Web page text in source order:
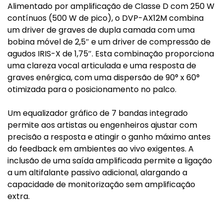
Alimentado por amplificação de Classe D com 250 W
contínuos (500 W de pico), o DVP-AX12M combina
um driver de graves de dupla camada com uma
bobina móvel de 2,5″ e um driver de compressão de
agudos IRIS-X de 1,75″. Esta combinação proporciona
uma clareza vocal articulada e uma resposta de
graves enérgica, com uma dispersão de 90° x 60°
otimizada para o posicionamento no palco.
Um equalizador gráfico de 7 bandas integrado
permite aos artistas ou engenheiros ajustar com
precisão a resposta e atingir o ganho máximo antes
do feedback em ambientes ao vivo exigentes. A
inclusão de uma saída amplificada permite a ligação
a um altifalante passivo adicional, alargando a
capacidade de monitorização sem amplificação
extra.